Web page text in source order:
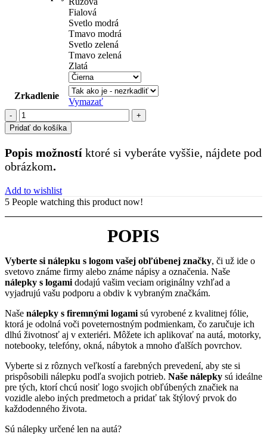
Fialová
Svetlo modrá
Tmavo modrá
Svetlo zelená
Tmavo zelená
Zlatá
Zrkadlenie
Vymazať
množstvo
reklamné
nápisy
(25)
Pridať do košíka
Popis možností ktoré si vyberáte vyššie, nájdete pod
obrázkom.
Add to wishlist
5 People watching this product now!
POPIS
Vyberte si nálepku s logom vašej obľúbenej značky, či už ide o
svetovo známe firmy alebo známe nápisy a označenia. Naše
nálepky s logamidodajú vašim veciam originálny vzhľad a
vyjadrujú vašu podporu a obdiv k vybraným značkám.
Naše nálepky s firemnými logamisú vyrobené z kvalitnej fólie,
ktorá je odolná voči poveternostným podmienkam, čo zaručuje ich
dlhú životnosť aj v exteriéri. Môžete ich aplikovať na autá, motorky,
notebooky, telefóny, okná, nábytok a mnoho ďalších povrchov.
Vyberte si z rôznych veľkostí a farebných prevedení, aby ste si
prispôsobili nálepku podľa svojich potrieb. Naše nálepky sú ideálne
pre tých, ktorí chcú nosiť logo svojich obľúbených značiek na
vozidle alebo iných predmetoch a pridať tak štýlový prvok do
každodenného života.
Sú nálepky určené len na autá?